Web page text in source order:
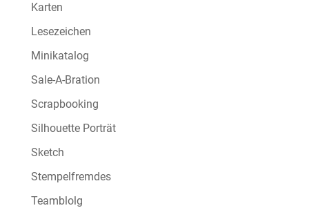
Karten
Lesezeichen
Minikatalog
Sale-A-Bration
Scrapbooking
Silhouette Porträt
Sketch
Stempelfremdes
Teamblolg